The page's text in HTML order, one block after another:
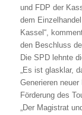
und FDP der
dem
Kassel“,
den Beschluss
Die SPD lehnte
„Es ist glasklar,
Generieren
Förderung des
„Der Magistrat